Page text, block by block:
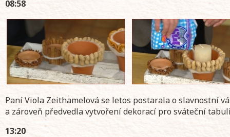
08:58
Paní Viola Zeithamelová se letos postarala o slavnostní
a zároveň předvedla vytvoření dekorací pro sváteční
13:20